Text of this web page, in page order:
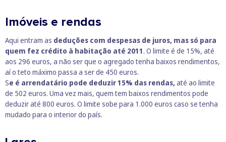
Imóveis e rendas
Aqui entram as deduções com despesas de juros, mas só para
quem fez crédito à habitação até 2011. O limite é de 15%, até
aos 296 euros, a não ser que o agregado tenha baixos rendimentos,
aí o teto máximo passa a ser de 450 euros.
Se é arrendatário pode deduzir 15% das rendas, até ao limite
de 502 euros. Uma vez mais, quem tem baixos rendimentos pode
deduzir até 800 euros. O limite sobe para 1.000 euros caso se tenha
mudado para o interior do país.